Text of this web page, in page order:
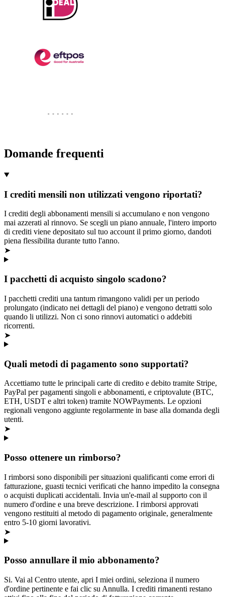
Domande frequenti
I crediti mensili non utilizzati vengono riportati?
I crediti degli abbonamenti mensili si accumulano e non vengono
mai azzerati al rinnovo. Se scegli un piano annuale, l'intero importo
di crediti viene depositato sul tuo account il primo giorno, dandoti
piena flessibilita durante tutto l'anno.
➤
I pacchetti di acquisto singolo scadono?
I pacchetti crediti una tantum rimangono validi per un periodo
prolungato (indicato nei dettagli del piano) e vengono detratti solo
quando li utilizzi. Non ci sono rinnovi automatici o addebiti
ricorrenti.
➤
Quali metodi di pagamento sono supportati?
Accettiamo tutte le principali carte di credito e debito tramite Stripe,
PayPal per pagamenti singoli e abbonamenti, e criptovalute (BTC,
ETH, USDT e altri token) tramite NOWPayments. Le opzioni
regionali vengono aggiunte regolarmente in base alla domanda degli
utenti.
➤
Posso ottenere un rimborso?
I rimborsi sono disponibili per situazioni qualificanti come errori di
fatturazione, guasti tecnici verificati che hanno impedito la consegna
o acquisti duplicati accidentali. Invia un'e-mail al supporto con il
numero d'ordine e una breve descrizione. I rimborsi approvati
vengono restituiti al metodo di pagamento originale, generalmente
entro 5-10 giorni lavorativi.
➤
Posso annullare il mio abbonamento?
Si. Vai al Centro utente, apri I miei ordini, seleziona il numero
d'ordine pertinente e fai clic su Annulla. I crediti rimanenti restano